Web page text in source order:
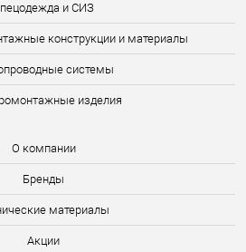
и СИЗ
конструкции и материалы
системы
изделия
О компании
Бренды
материалы
Акции